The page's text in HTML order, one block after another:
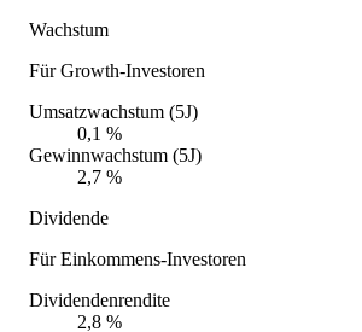
Wachstum
Für Growth-Investoren
Umsatzwachstum (5J)
0,1 %
Gewinnwachstum (5J)
2,7 %
Dividende
Für Einkommens-Investoren
Dividendenrendite
2,8 %